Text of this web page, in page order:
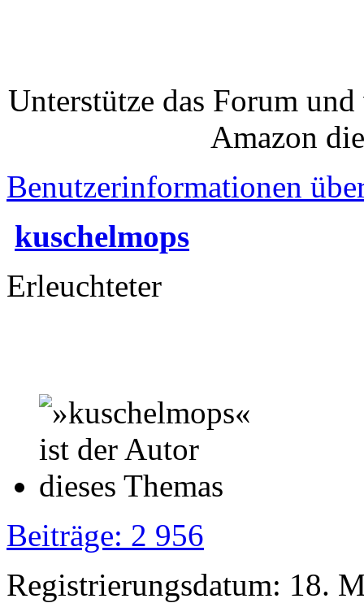
Unterstütze das Forum
Amazon
Benutzerinformationen
kuschelmops
Erleuchteter
Beiträge: 2 956
Registrierungsdatum: 18.